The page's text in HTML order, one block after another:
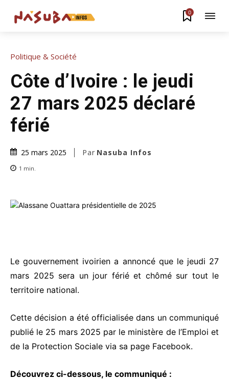
0
Politique & Société
Côte d’Ivoire : le jeudi
27 mars 2025 déclaré
férié
25 mars 2025 Par Nasuba Infos
1 min.
Le gouvernement ivoirien a annoncé que le jeudi 27
mars 2025 sera un jour férié et chômé sur tout le
territoire national.
Cette décision a été officialisée dans un communiqué
publié le 25 mars 2025 par le ministère de l’Emploi et
de la Protection Sociale via sa page Facebook.
Découvrez ci-dessous, le communiqué :